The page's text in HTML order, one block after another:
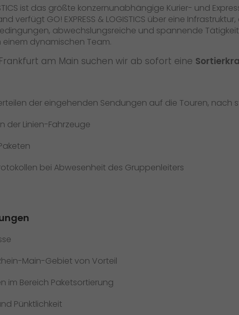
Pressematerial
>
ist das größte konzernunabhängige Kurier- und
verfügt GO! EXPRESS & LOGISTICS über eine
abwechslungsreiche und spannende
einem dynamischen Team.
am Main suchen wir ab sofort eine
der eingehenden Sendungen auf die Touren, nach
der Linien-Fahrzeuge
bei Abwesenheit des Gruppenleiters
Main-Gebiet von Vorteil
im Bereich Paketsortierung
Pünktlichkeit